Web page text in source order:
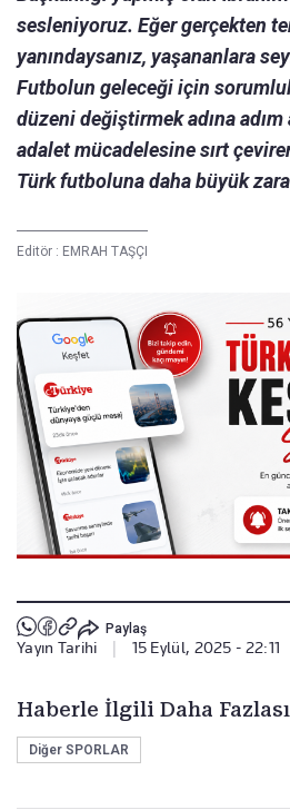
sesleniyoruz. Eğer gerçekten
yanındaysanız, yaşananlara
Futbolun geleceği için
düzeni değiştirmek adına
adalet mücadelesine sırt
Türk futboluna daha büyük
Editör : EMRAH TAŞÇI
Paylaş
Yayın Tarihi 15 Eylül, 2025 - 22:11
Haberle İlgili Daha Fazlası
Diğer SPORLAR